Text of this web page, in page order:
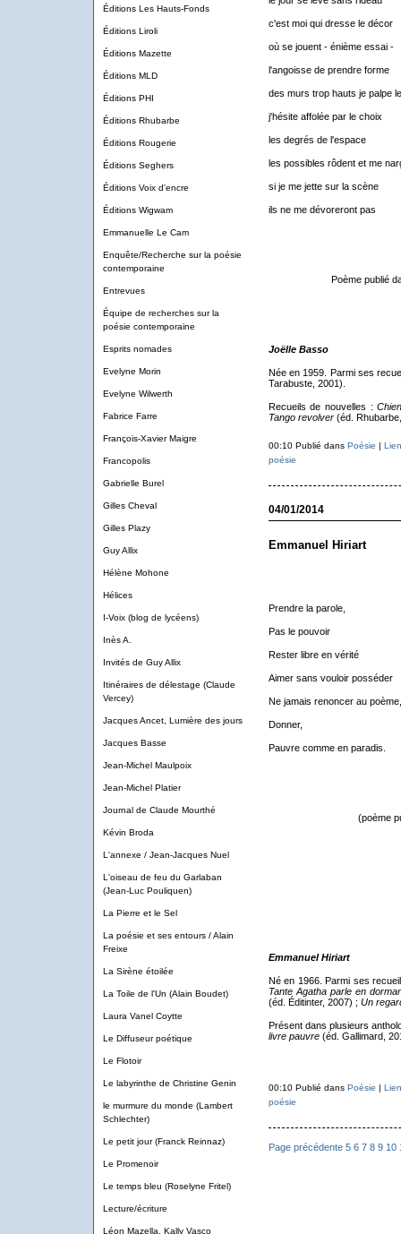
Éditions Les Hauts-Fonds
Éditions Liroli
Éditions Mazette
Éditions MLD
Éditions PHI
Éditions Rhubarbe
Éditions Rougerie
Éditions Seghers
Éditions Voix d'encre
Éditions Wigwam
Emmanuelle Le Cam
Enquête/Recherche sur la poésie
contemporaine
Entrevues
Équipe de recherches sur la
poésie contemporaine
Esprits nomades
Evelyne Morin
Evelyne Wilwerth
Fabrice Farre
François-Xavier Maigre
Francopolis
Gabrielle Burel
Gilles Cheval
Gilles Plazy
Guy Allix
Hélène Mohone
Hélices
I-Voix (blog de lycéens)
Inès A.
Invités de Guy Allix
Itinéraires de délestage (Claude
Vercey)
Jacques Ancet, Lumière des jours
Jacques Basse
Jean-Michel Maulpoix
Jean-Michel Platier
Journal de Claude Mourthé
Kévin Broda
L'annexe / Jean-Jacques Nuel
L'oiseau de feu du Garlaban
(Jean-Luc Pouliquen)
La Pierre et le Sel
La poésie et ses entours / Alain
Freixe
La Sirène étoilée
La Toile de l'Un (Alain Boudet)
Laura Vanel Coytte
Le Diffuseur poétique
Le Flotoir
Le labyrinthe de Christine Genin
le murmure du monde (Lambert
Schlechter)
Le petit jour (Franck Reinnaz)
Le Promenoir
Le temps bleu (Roselyne Fritel)
Lecture/écriture
Léon Mazella, Kally Vasco
c'est moi qui dresse le décor
où se jouent - énième essai -
l'angoisse de prendre forme
des murs trop hauts je palpe
j'hésite affolée par le choix
les degrés de l'espace
les possibles rôdent et me
si je me jette sur la scène
ils ne me dévoreront pas
Poème publié
Joëlle Basso
Née en 1959. Parmi ses
Tarabuste, 2001).
Recueils de nouvelles :
Tango revolver(éd.
00:10 Publié dans Poésie |
poésie
04/01/2014
Emmanuel Hiriart
Prendre la parole,
Pas le pouvoir
Rester libre en vérité
Aimer sans vouloir posséder
Ne jamais renoncer au poème,
Donner,
Pauvre comme en paradis.
(poème
Emmanuel Hiriart
Né en 1966. Parmi ses
Tante Agatha parle en
(éd. Éditinter, 2007) ; Un
Présent dans plusieurs
livre pauvre(éd. Gallimard,
00:10 Publié dans Poésie |
poésie
Page précédente 5 6 7 8 9 10